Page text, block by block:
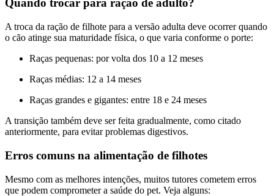
Quando trocar para ração de adulto?
A troca da ração de filhote para a versão adulta deve ocorrer quando
o cão atinge sua maturidade física, o que varia conforme o porte:
Raças pequenas: por volta dos 10 a 12 meses
Raças médias: 12 a 14 meses
Raças grandes e gigantes: entre 18 e 24 meses
A transição também deve ser feita gradualmente, como citado
anteriormente, para evitar problemas digestivos.
Erros comuns na alimentação de filhotes
Mesmo com as melhores intenções, muitos tutores cometem erros
que podem comprometer a saúde do pet. Veja alguns: